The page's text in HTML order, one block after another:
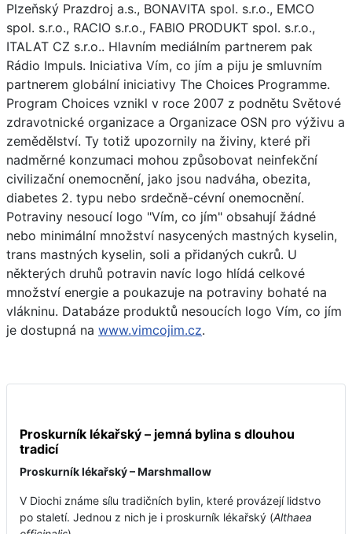
Plzeňský Prazdroj a.s., BONAVITA spol. s.r.o., EMCO
spol. s.r.o., RACIO s.r.o., FABIO PRODUKT spol. s.r.o.,
ITALAT CZ s.r.o.. Hlavním mediálním partnerem pak
Rádio Impuls. Iniciativa Vím, co jím a piju je smluvním
partnerem globální iniciativy The Choices Programme.
Program Choices vznikl v roce 2007 z podnětu Světové
zdravotnické organizace a Organizace OSN pro výživu a
zemědělství. Ty totiž upozornily na živiny, které při
nadměrné konzumaci mohou způsobovat neinfekční
civilizační onemocnění, jako jsou nadváha, obezita,
diabetes 2. typu nebo srdečně-cévní onemocnění.
Potraviny nesoucí logo "Vím, co jím" obsahují žádné
nebo minimální množství nasycených mastných kyselin,
trans mastných kyselin, soli a přidaných cukrů. U
některých druhů potravin navíc logo hlídá celkové
množství energie a poukazuje na potraviny bohaté na
vlákninu. Databáze produktů nesoucích logo Vím, co jím
je dostupná na www.vimcojim.cz.
Proskurník lékařský – jemná bylina s dlouhou
tradicí
Proskurník lékařský – Marshmallow
V Diochi známe sílu tradičních bylin, které provázejí lidstvo
po staletí. Jednou z nich je i proskurník lékařský (Althaea